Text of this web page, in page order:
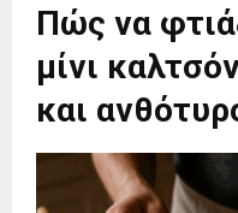
Πώς να
μίνι
και